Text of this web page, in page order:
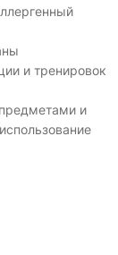
и тренировок
и